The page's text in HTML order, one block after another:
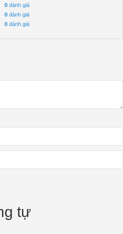
0 đánh giá
0 đánh giá
0 đánh giá
tự